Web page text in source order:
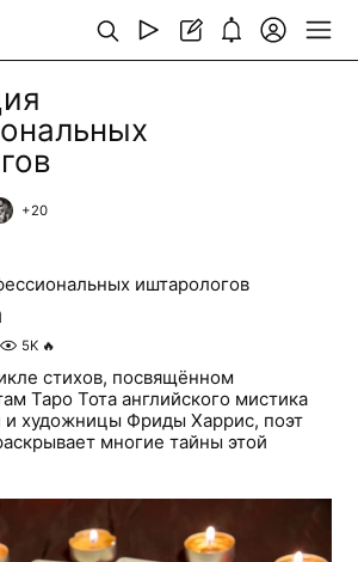
+20
иштарологов
5K 🔥
стихов, посвящённом
Таро Тота английского мистика
и художницы Фриды Харрис, поэт
многие тайны этой